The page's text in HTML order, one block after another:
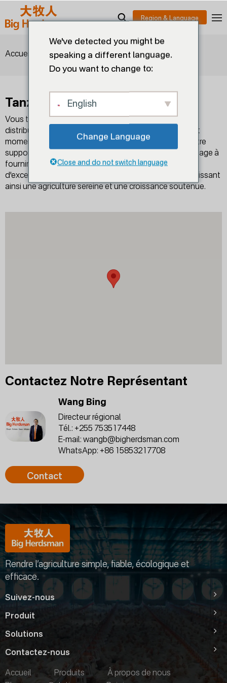
Accueil Concessionnaires > Tanzanie
Tanzanie
Vous trouverez ici nos représentants commerciaux et
distributeurs dans votre région. Contactez-nous à tout
moment pour plus d'informations sur nos produits, notre
support technique et nos services. Big Herdsman s'engage à
fournir des produits et des services professionnels
d'excellence à l'industrie mondiale de l'élevage, garantissant
ainsi une agriculture sereine et une croissance soutenue.
Contactez Notre Représentant
Wang Bing
Directeur régional
Tél.: +255 753517448
E-mail: wangb@bigherdsman.com
WhatsApp: +86 15853217708
Contact
Rendre l’agriculture simple, fiable, écologique et
efficace.
Suivez-nous
Produit
Solutions
Contactez-nous
Accueil
Produits
À propos de nous
We've detected you might be
speaking a different language.
Do you want to change to:
English
Change Language
Close and do not switch language